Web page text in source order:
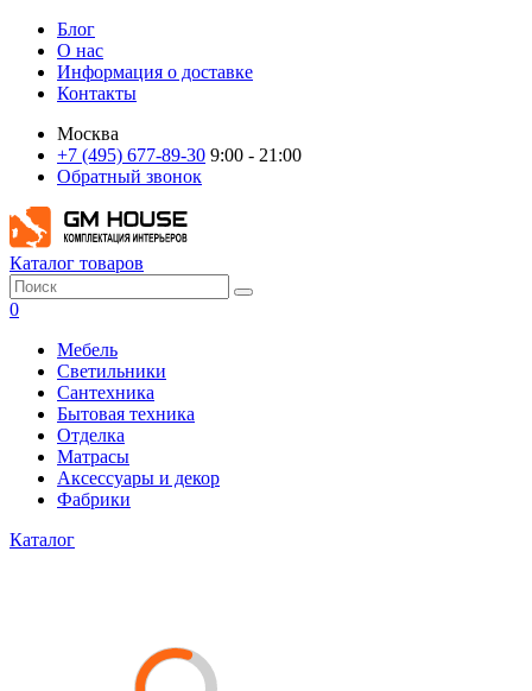
Блог
О нас
Информация о доставке
Контакты
Москва
+7 (495) 677-89-30 9:00 - 21:00
Обратный звонок
Каталог товаров
0
Мебель
Светильники
Сантехника
Бытовая техника
Отделка
Матрасы
Аксессуары и декор
Фабрики
Каталог